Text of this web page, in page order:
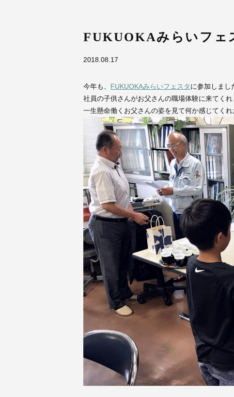
FUKUOKAみらいフェ
2018.08.17
今年も、 FUKUOKAみらいフェスタに参加しまし
社員の子供さんがお父さんの職場体験に来てくれ
一生懸命働くお父さんの姿を見て何か感じてくれ